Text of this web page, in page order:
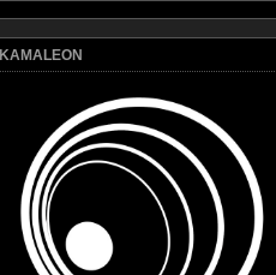
KAMALEON